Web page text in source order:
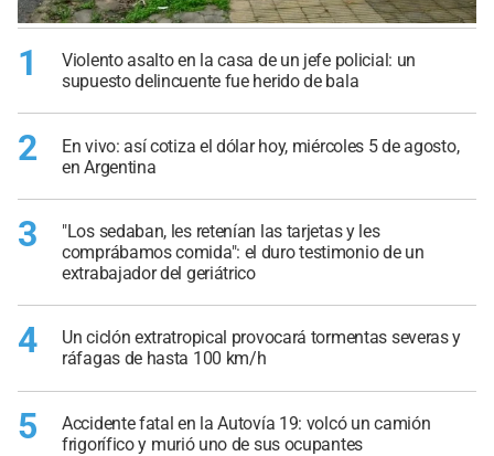
1
Violento asalto en la casa de un jefe policial: un
supuesto delincuente fue herido de bala
2
En vivo: así cotiza el dólar hoy, miércoles 5 de agosto,
en Argentina
3
"Los sedaban, les retenían las tarjetas y les
comprábamos comida": el duro testimonio de un
extrabajador del geriátrico
4
Un ciclón extratropical provocará tormentas severas y
ráfagas de hasta 100 km/h
5
Accidente fatal en la Autovía 19: volcó un camión
frigorífico y murió uno de sus ocupantes